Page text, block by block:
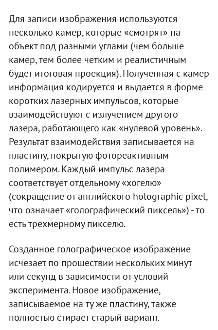
Для записи изображения используются
несколько камер, которые «смотрят» на
объект под разными углами (чем больше
камер, тем более четким и реалистичным
будет итоговая проекция). Полученная с камер
информация кодируется и выдается в форме
коротких лазерных импульсов, которые
взаимодействуют с излучением другого
лазера, работающего как «нулевой уровень».
Результат взаимодействия записывается на
пластину, покрытую фотореактивным
полимером. Каждый импульс лазера
соответствует отдельному «хогелю»
(сокращение от английского holographic pixel,
что означает «голографический пиксель») - то
есть трехмерному пикселю.
Созданное голографическое изображение
исчезает по прошествии нескольких минут
или секунд в зависимости от условий
эксперимента. Новое изображение,
записываемое на ту же пластину, также
полностью стирает старый вариант.